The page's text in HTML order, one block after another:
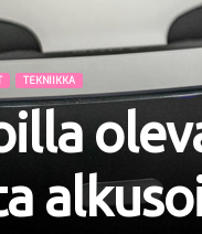
TEKNIIKKA